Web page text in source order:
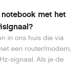
met het
in ons huis die via
een router/modem,
signaal. Als je de